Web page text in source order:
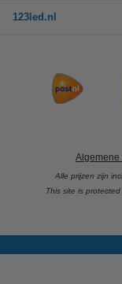
123led.nl
Algemene
Alle prijzen zijn
This site is